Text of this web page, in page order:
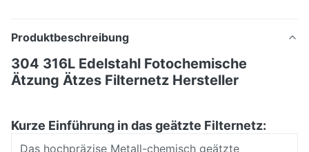
Produktbeschreibung
304 316L Edelstahl Fotochemische
Ätzung Ätzes Filternetz Hersteller
Kurze Einführung in das geätzte Filternetz:
Das hochpräzise Metall-chemisch geätzte